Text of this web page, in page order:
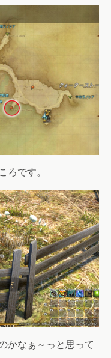
ろです。
かなぁ～っと思って